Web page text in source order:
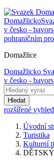
Domažlicko
v česko -
pohraničním
Domažlice
Domažlicko
v česko -
Hledat
rozšířené
Úvodní
Turistika
Kulturní